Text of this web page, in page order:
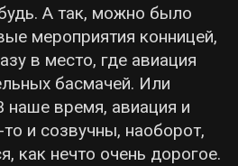
А так, можно было
мероприятия конницей,
в место, где авиация
басмачей. Или
наше время, авиация и
и созвучны, наоборот,
как нечто очень дорогое.